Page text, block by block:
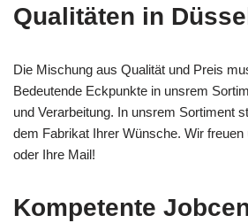
Qualitäten in
Die Mischung aus Qualität und Preis
Bedeutende Eckpunkte in unsrem
und Verarbeitung. In unsrem Sortiment
dem Fabrikat Ihrer Wünsche. Wir freuen
oder Ihre Mail!
Kompetente